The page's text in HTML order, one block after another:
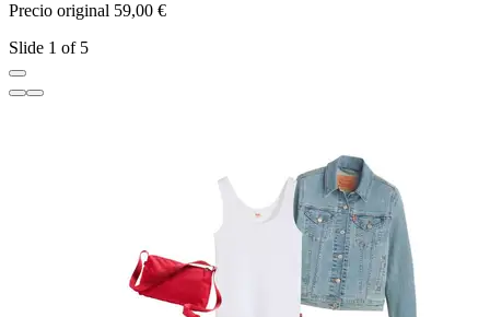
Precio original 59,00 €
Slide 1 of 5